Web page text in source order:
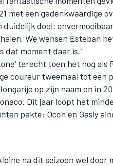
met een gedenkwaardige
doel:
We wensen Esteban
dat moment daar is."
terecht toen het nog als
coureur tweemaal tot een
op zijn naam en in
Dit jaar loopt het
pakte: Ocon en Gasly
na dit seizoen wel door